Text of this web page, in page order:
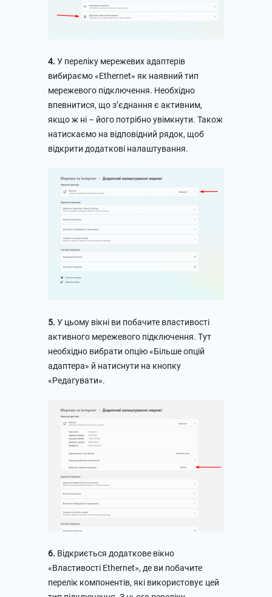
4. У переліку мережевих адаптерів
вибираємо «Ethernet» як наявний тип
мережевого підключення. Необхідно
впевнитися, що з’єднання є активним,
якщо ж ні – його потрібно увімкнути. Також
натискаємо на відповідний рядок, щоб
відкрити додаткові налаштування.
5. У цьому вікні ви побачите властивості
активного мережевого підключення. Тут
необхідно вибрати опцію «Більше опцій
адаптера» й натиснути на кнопку
«Редагувати».
6. Відкриється додаткове вікно
«Властивості Ethernet», де ви побачите
перелік компонентів, які використовує цей